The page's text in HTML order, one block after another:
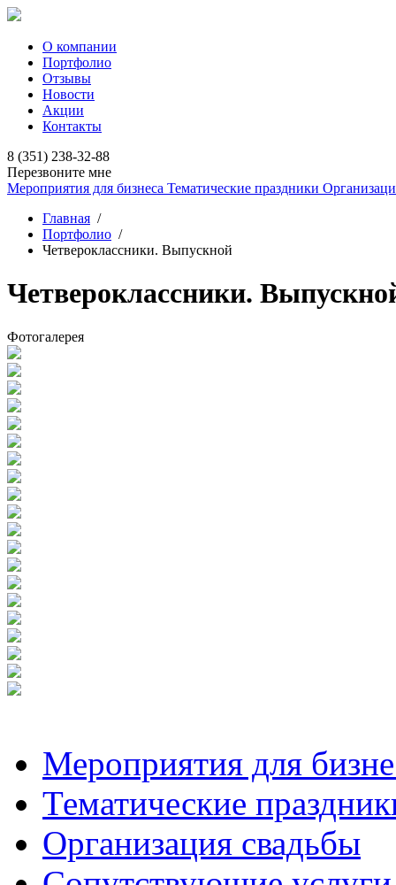
О компании
Портфолио
Отзывы
Новости
Акции
Контакты
8 (351) 238-32-88
Перезвоните мне
Мероприятия для бизнеса Тематические праздники
Главная /
Портфолио /
Четвероклассники. Выпускной
Четвероклассники.
Фотогалерея
Мероприятия для
Тематические
Организация свадьбы